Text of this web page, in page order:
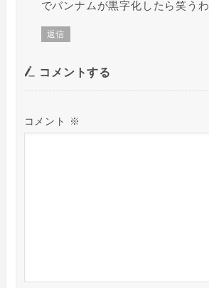
でバンナムが黒字化したら笑うわ
返信
コメントする
コメント ※